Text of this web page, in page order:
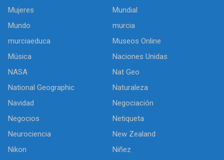
Mujeres
Mundial
Mundo
murcia
murciaeduca
Museos Online
Música
Naciones Unidas
NASA
Nat Geo
National Geographic
Naturaleza
Navidad
Negociación
Negocios
Netiqueta
Neurociencia
New Zealand
Nikon
Niñez